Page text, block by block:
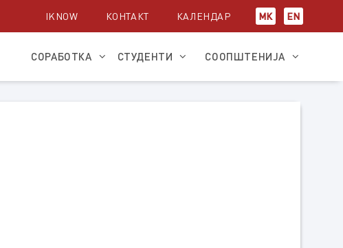
IKNOW КОНТАКТ КАЛЕНДАР МК EN
СОРАБОТКА СТУДЕНТИ СООПШТЕНИЈА